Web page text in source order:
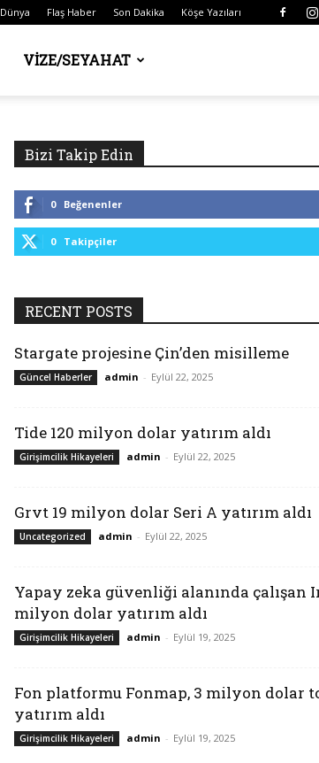
Dünya Flaş Haber Son Dakika Köşe Yazıları
VIZE/SEYAHAT
Bizi Takip Edin
0 Beğenenler
0 Takipçiler
RECENT POSTS
Stargate projesine Çin’den misilleme
Güncel Haberler admin - Eylül 22, 2025
Tide 120 milyon dolar yatırım aldı
Girişimcilik Hikayeleri admin - Eylül 22, 2025
Grvt 19 milyon dolar Seri A yatırım aldı
Uncategorized admin - Eylül 22, 2025
Yapay zeka güvenliği alanında çalışan
milyon dolar yatırım aldı
Girişimcilik Hikayeleri admin - Eylül 19, 2025
Fon platformu Fonmap, 3 milyon dolar
yatırım aldı
Girişimcilik Hikayeleri admin - Eylül 19, 2025